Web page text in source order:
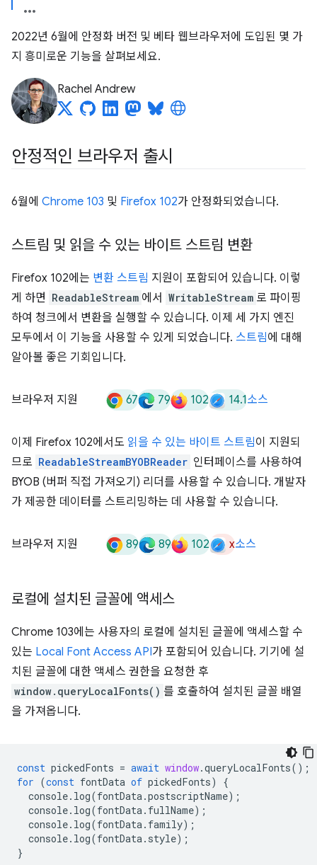
2022년 6월에 안정화 버전 및 베타 웹브라우저에 도입된 몇 가
지 흥미로운 기능을 살펴보세요.
Rachel Andrew
안정적인 브라우저 출시
6월에 Chrome 103 및 Firefox 102가 안정화되었습니다.
스트림 및 읽을 수 있는 바이트 스트림 변환
Firefox 102에는 변환 스트림 지원이 포함되어 있습니다. 이렇
게 하면 ReadableStream 에서 WritableStream 로 파이핑
하여 청크에서 변환을 실행할 수 있습니다. 이제 세 가지 엔진
모두에서 이 기능을 사용할 수 있게 되었습니다. 스트림에 대해
알아볼 좋은 기회입니다.
브라우저 지원 67 79 102 14.1소스
이제 Firefox 102에서도 읽을 수 있는 바이트 스트림이 지원되
므로 ReadableStreamBYOBReader 인터페이스를 사용하여
BYOB (버퍼 직접 가져오기) 리더를 사용할 수 있습니다. 개발자
가 제공한 데이터를 스트리밍하는 데 사용할 수 있습니다.
브라우저 지원 89 89 102 x소스
로컬에 설치된 글꼴에 액세스
Chrome 103에는 사용자의 로컬에 설치된 글꼴에 액세스할 수
있는 Local Font Access API가 포함되어 있습니다. 기기에 설
치된 글꼴에 대한 액세스 권한을 요청한 후
window.queryLocalFonts() 를 호출하여 설치된 글꼴 배열
을 가져옵니다.
const pickedFonts = await window.queryLocalFonts();
for (const fontData of pickedFonts)
{
console. log(fontData.postscriptName);
console. log(fontData. fullName);
console. log(fontData. family);
console. log(fontData. style);
}